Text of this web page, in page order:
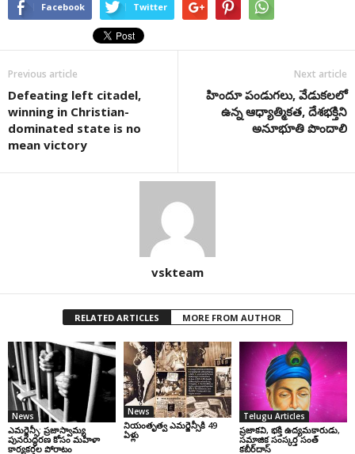
Facebook Twitter
Previous article
Defeating left citadel,
winning in Christian-
dominated state is no
mean victory
Next article
హిందూ పండుగలు, వేడుకలలో
ఉన్న ఆధ్యాత్మికత, దేశభక్తిని
అనూభూతి పొందాలి
vskteam
RELATED ARTICLES MORE FROM AUTHOR
News
ఎమర్జెన్సీ: ప్రజాస్వామ్య
పునరుద్ధరణ కోసం మహిళా
కార్యకర్తల పోరాటం
News
నియంతృత్వ ఎమర్జెన్సీకి 49
ఏళ్లు
Telugu Articles
ప్రజాకవి, భక్తి ఉద్యమకారుడు,
సమాజిక సంస్కర్త సంత్‌
కబీర్‌దాస్‌